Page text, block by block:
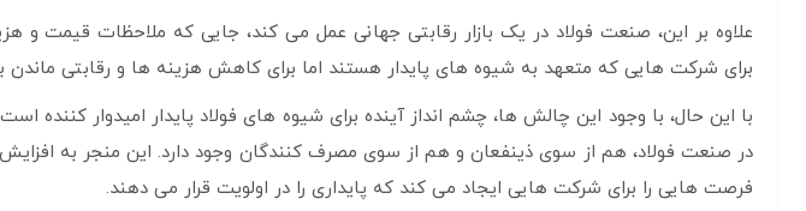
علاوه بر این، صنعت فولاد در یک بازار رقابتی جهانی عمل می کند، جایی که ملاحظات قیمت و
برای شرکت هایی که متعهد به شیوه های پایدار هستند اما برای کاهش هزینه ها و رقابتی ماندن
با این حال، با وجود این چالش ها، چشم انداز آینده برای شیوه های فولاد پایدار امیدوار کننده
در صنعت فولاد، هم از سوی ذینفعان و هم از سوی مصرف کنندگان وجود دارد. این منجر به افزایش
فرصت هایی را برای شرکت هایی ایجاد می کند که پایداری را در اولویت قرار می دهند.